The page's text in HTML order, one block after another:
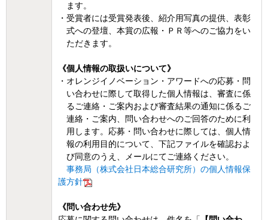
ます。
・受賞者には受賞発表後、紹介用写真の提供、表彰
式への登壇、本賞の広報・ＰＲ等へのご協力をい
ただきます。
《個人情報の取扱いについて》
・オレンジイノベーション・アワードへの応募・問
い合わせに際して取得した個人情報は、審査に係
るご連絡・ご案内および審査結果の通知に係るご
連絡・ご案内、問い合わせへのご回答のために利
用します。応募・問い合わせに際しては、個人情
報の利用目的について、下記ファイルを確認およ
び同意のうえ、メールにてご連絡ください。
事務局（株式会社日本総合研究所）の個人情報保
護方針
《問い合わせ先》